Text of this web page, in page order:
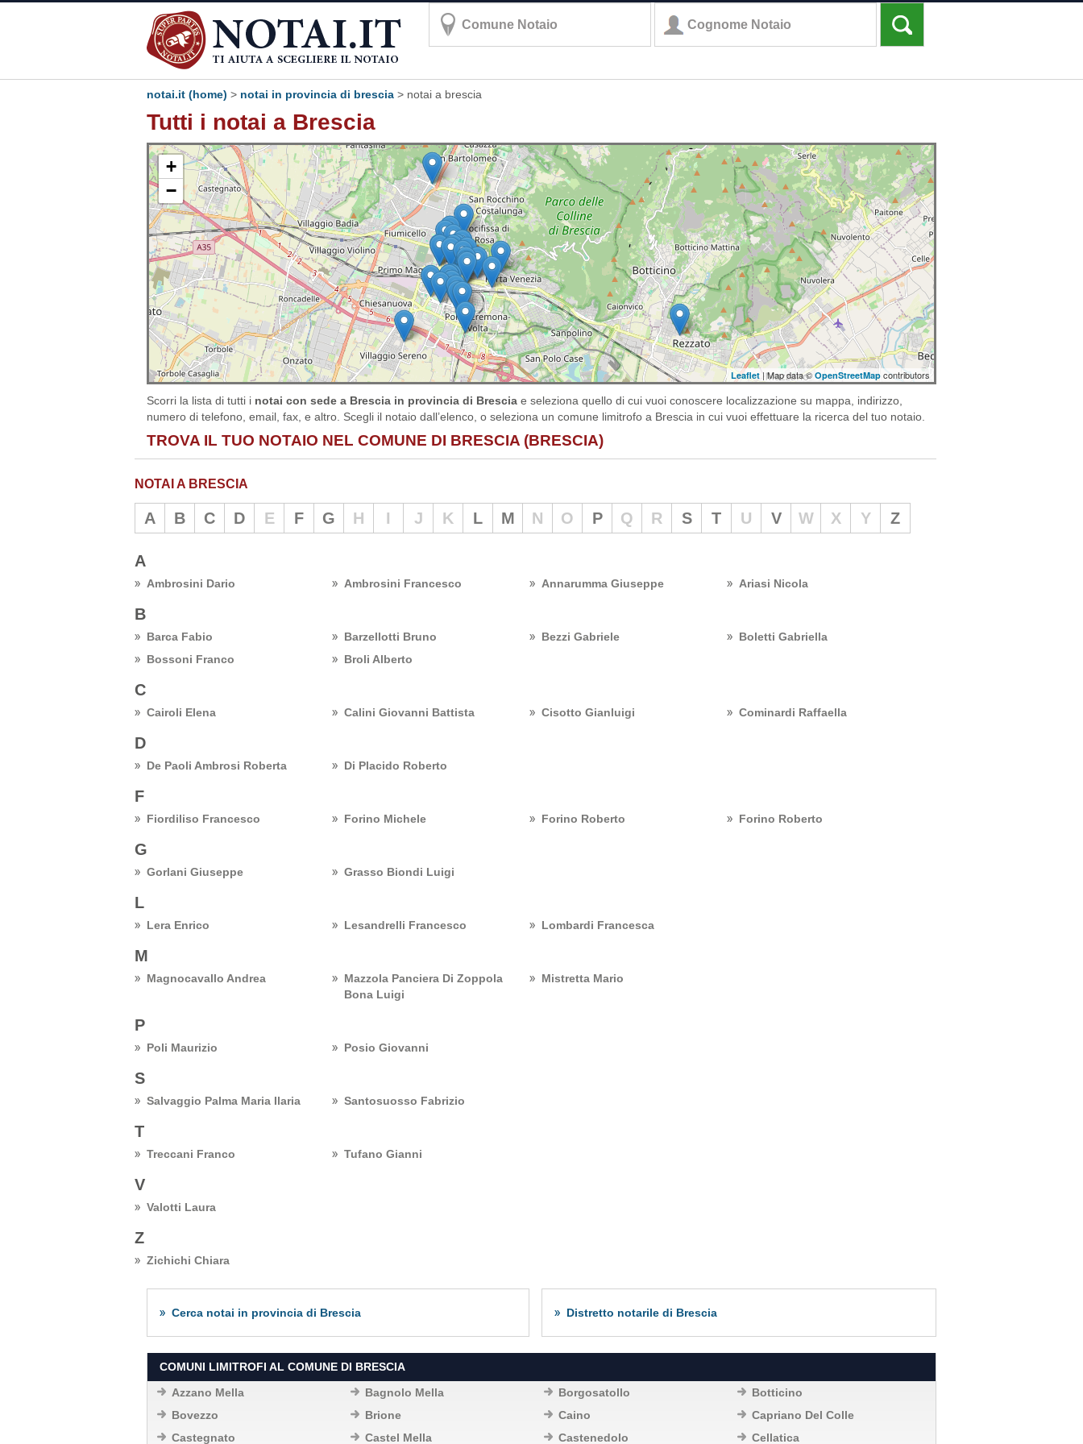
notai.it (home) > notai in provincia di brescia > notai a brescia
Tutti i notai a Brescia
+
−
Leaflet | Map data ©OpenStreetMap contributors
Scorri la lista di tutti i notai con sede a Brescia in provincia di Brescia e seleziona quello di cui vuoi conoscere localizzazione su mappa, indirizzo,
numero di telefono, email, fax, e altro. Scegli il notaio dall’elenco, o seleziona un comune limitrofo a Brescia in cui vuoi effettuare la ricerca del tuo notaio.
TROVA IL TUO NOTAIO NEL COMUNE DI BRESCIA (BRESCIA)
NOTAI A BRESCIA
A B C D E F G H I J K L M N O P Q R S T U V W X Y Z
A
Ambrosini Dario Ambrosini Francesco Annarumma Giuseppe Ariasi Nicola
B
Barca Fabio Barzellotti Bruno Bezzi Gabriele
Boletti Gabriella
Bossoni Franco
Broli Alberto
C
Cairoli Elena Calini Giovanni Battista Cisotto Gianluigi Cominardi Raffaella
D
De Paoli Ambrosi Roberta Di Placido Roberto
F
Fiordiliso Francesco Forino Michele Forino Roberto Forino Roberto
G
Gorlani Giuseppe Grasso Biondi Luigi
L
Lera Enrico Lesandrelli Francesco Lombardi Francesca
M
Magnocavallo Andrea
Mazzola Panciera Di Zoppola
Bona Luigi
Mistretta Mario
P
Poli Maurizio Posio Giovanni
S
Salvaggio Palma Maria Ilaria Santosuosso Fabrizio
T
Treccani Franco Tufano Gianni
V
Valotti Laura
Z
Zichichi Chiara
Cerca notai in provincia di Brescia Distretto notarile di Brescia
COMUNI LIMITROFI AL COMUNE DI BRESCIA
Azzano Mella
Bagnolo Mella Borgosatollo
Botticino
Bovezzo
Brione Caino
Capriano Del Colle
Castegnato
Castel Mella Castenedolo Cellatica